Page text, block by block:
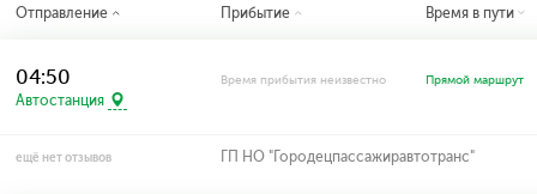
Отправление Прибытие Время в пути
04:50
Автостанция
Время прибытия неизвестно Прямой маршрут
ещё нет отзывов ГП НО "Городецпассажиравтотранс"